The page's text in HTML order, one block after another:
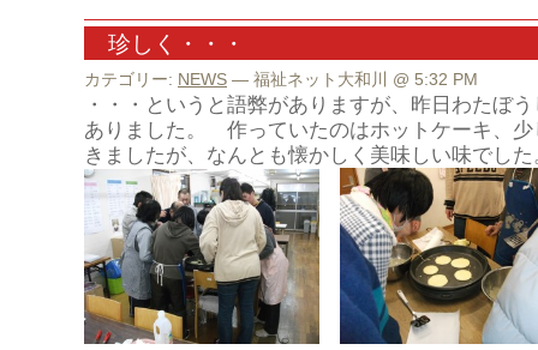
珍しく・・・
カテゴリー: NEWS — 福祉ネット大和川 @ 5:32 PM
・・・というと語弊がありますが、昨日わたぼ
ありました。 作っていたのはホットケーキ、少
きましたが、なんとも懐かしく美味しい味でし